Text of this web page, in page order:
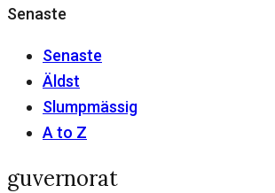
Senaste
Senaste
Äldst
Slumpmässig
A to Z
guvernorat